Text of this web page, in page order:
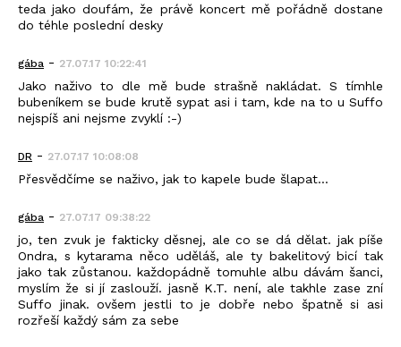
teda jako doufám, že právě koncert mě pořádně dostane
do téhle poslední desky
gába - 27.07.17 10:22:41
Jako naživo to dle mě bude strašně nakládat. S tímhle
bubeníkem se bude krutě sypat asi i tam, kde na to u Suffo
nejspíš ani nejsme zvyklí :-)
DR - 27.07.17 10:08:08
Přesvědčíme se naživo, jak to kapele bude šlapat...
gába - 27.07.17 09:38:22
jo, ten zvuk je fakticky děsnej, ale co se dá dělat. jak píše
Ondra, s kytarama něco uděláš, ale ty bakelitový bicí tak
jako tak zůstanou. každopádně tomuhle albu dávám šanci,
myslím že si jí zaslouží. jasně K.T. není, ale takhle zase zní
Suffo jinak. ovšem jestli to je dobře nebo špatně si asi
rozřeší každý sám za sebe